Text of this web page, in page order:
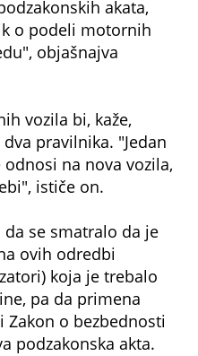
akata,
o podeli motornih
objašnajva
vozila bi, kaže,
pravilnika. "Jedan
na nova vozila,
ističe on.
se smatralo da je
ovih odredbi
koja je trebalo
pa da primena
Zakon o bezbednosti
podzakonska akta.